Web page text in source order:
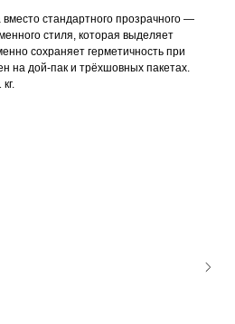
стандартного прозрачного —
стиля, которая выделяет
сохраняет герметичность при
на дой-пак и трёхшовных пакетах.